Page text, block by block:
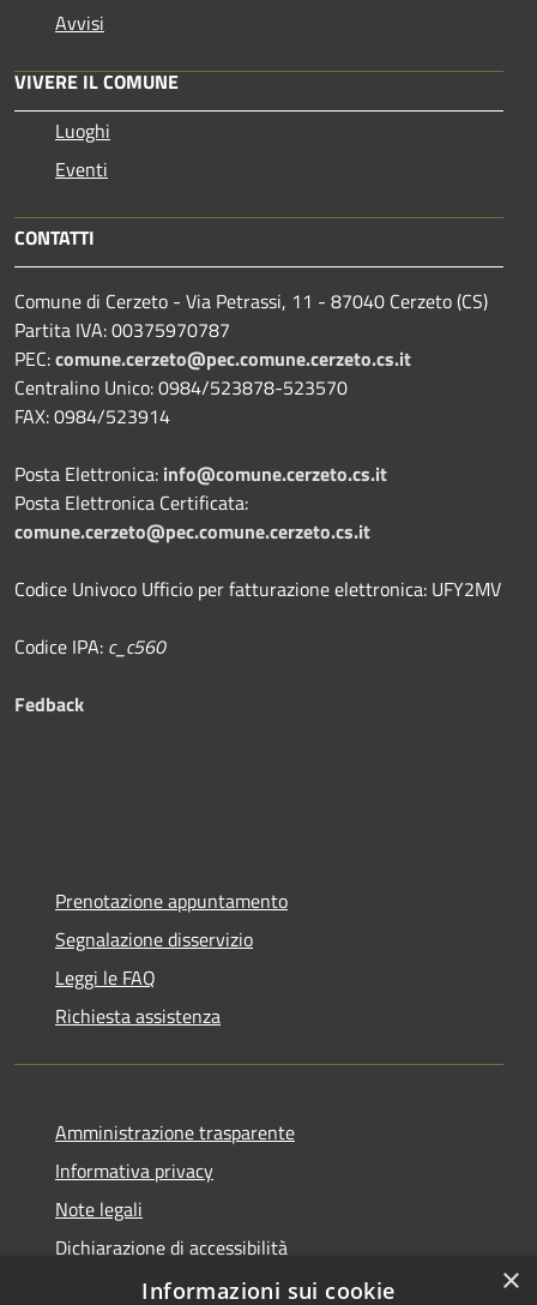
Avvisi
VIVERE IL COMUNE
Luoghi
Eventi
CONTATTI
Comune di Cerzeto - Via Petrassi, 11 - 87040 Cerzeto (CS)
Partita IVA: 00375970787
PEC:comune.cerzeto@pec.comune.cerzeto.cs.it
Centralino Unico: 0984/523878-523570
FAX: 0984/523914
Posta Elettronica: info@comune.cerzeto.cs.it
Posta Elettronica Certificata:
comune.cerzeto@pec.comune.cerzeto.cs.it
Codice Univoco Ufficio per fatturazione elettronica: UFY2MV
Codice IPA: c_c560
Fedback
Prenotazione appuntamento
Segnalazione disservizio
Leggi le FAQ
Richiesta assistenza
Amministrazione trasparente
Informativa privacy
Note legali
Dichiarazione di accessibilità
Obbiettivi di accessibilità
×
Informazioni sui cookie